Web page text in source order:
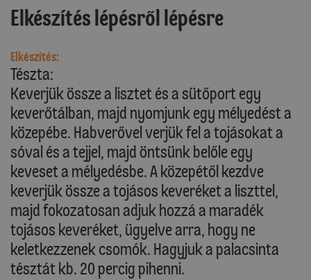
Elkészítés lépésről lépésre
Elkészítés:
Tészta:
Keverjük össze a lisztet és a sütőport egy
keverőtálban, majd nyomjunk egy mélyedést a
közepébe. Habverővel verjük fel a tojásokat a
sóval és a tejjel, majd öntsünk belőle egy
keveset a mélyedésbe. A közepétől kezdve
keverjük össze a tojásos keveréket a liszttel,
majd fokozatosan adjuk hozzá a maradék
tojásos keveréket, ügyelve arra, hogy ne
keletkezzenek csomók. Hagyjuk a palacsinta
tésztát kb. 20 percig pihenni.